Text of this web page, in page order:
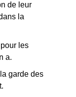
de leur
la
les
a.
garde des